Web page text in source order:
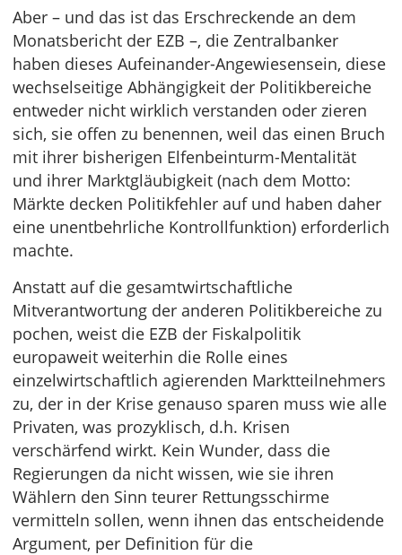
Aber – und das ist das Erschreckende an dem
Monatsbericht der EZB –, die Zentralbanker
haben dieses Aufeinander-Angewiesensein, diese
wechselseitige Abhängigkeit der Politikbereiche
entweder nicht wirklich verstanden oder zieren
sich, sie offen zu benennen, weil das einen Bruch
mit ihrer bisherigen Elfenbeinturm-Mentalität
und ihrer Marktgläubigkeit (nach dem Motto:
Märkte decken Politikfehler auf und haben daher
eine unentbehrliche Kontrollfunktion) erforderlich
machte.
Anstatt auf die gesamtwirtschaftliche
Mitverantwortung der anderen Politikbereiche zu
pochen, weist die EZB der Fiskalpolitik
europaweit weiterhin die Rolle eines
einzelwirtschaftlich agierenden Marktteilnehmers
zu, der in der Krise genauso sparen muss wie alle
Privaten, was prozyklisch, d.h. Krisen
verschärfend wirkt. Kein Wunder, dass die
Regierungen da nicht wissen, wie sie ihren
Wählern den Sinn teurer Rettungsschirme
vermitteln sollen, wenn ihnen das entscheidende
Argument, per Definition für die